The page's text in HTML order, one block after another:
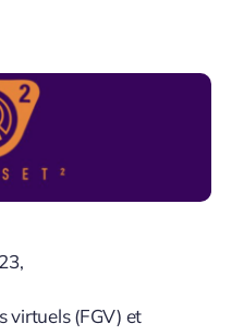
virtuels (FGV) et